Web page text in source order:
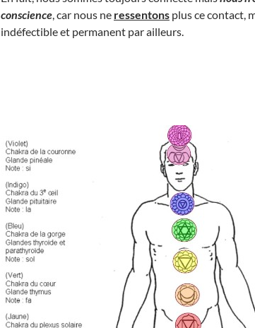
conscience, car nous ne ressentons plus ce contact,
indéfectible et permanent par ailleurs.